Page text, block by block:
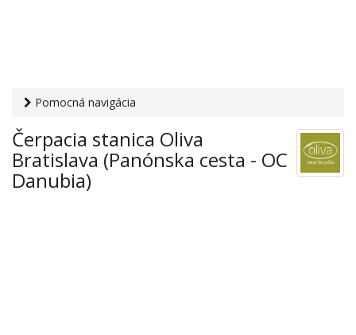
Pomocná navigácia
Čerpacia stanica Oliva Bratislava (Panónska cesta - OC
Danubia)
Čerpacia stanica Oliva
Bratislava (Panónska cesta - OC
Danubia)